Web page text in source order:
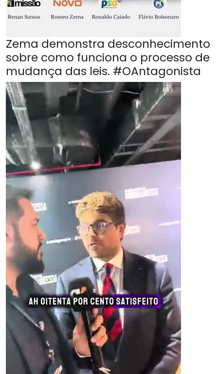
Zema demonstra desconhecimento
sobre como funciona o processo de
mudança das leis. #OAntagonista